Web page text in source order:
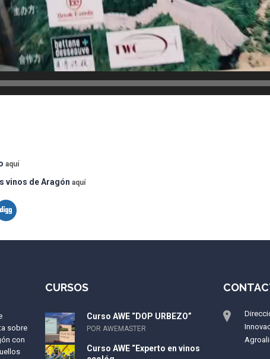
aquí
vinos de Aragón aquí
sobre
con
CURSOS
Curso AWE “DOP URBEZO”
POR AWEMASTER
Curso AWE “Experto en vinos